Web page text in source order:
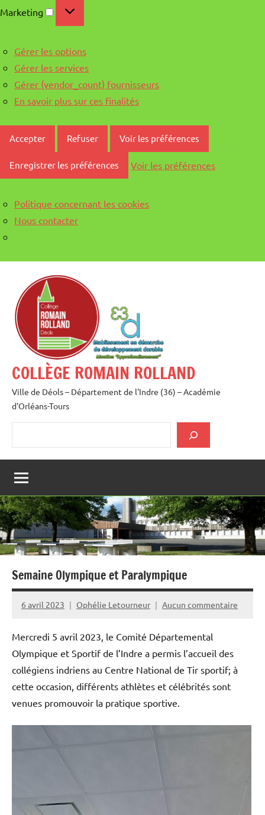
Marketing Marketing
Gérer les options
Gérer les services
Gérer {vendor_count} fournisseurs
En savoir plus sur ces finalités
Accepter Refuser Voir les préférences
Enregistrer les préférences Voir les préférences
Politique concernant les cookies
Nous contacter
contenu
COLLÈGE ROMAIN ROLLAND
Ville de Déols – Département de l'Indre (36) – Académie
d'Orléans-Tours
Semaine Olympique et Paralympique
6 avril 2023 Ophélie Letourneur Aucun commentaire
Mercredi 5 avril 2023, le Comité Départemental
Olympique et Sportif de l’Indre a permis l’accueil des
collégiens indriens au Centre National de Tir sportif; à
cette occasion, différents athlètes et célébrités sont
venues promouvoir la pratique sportive.